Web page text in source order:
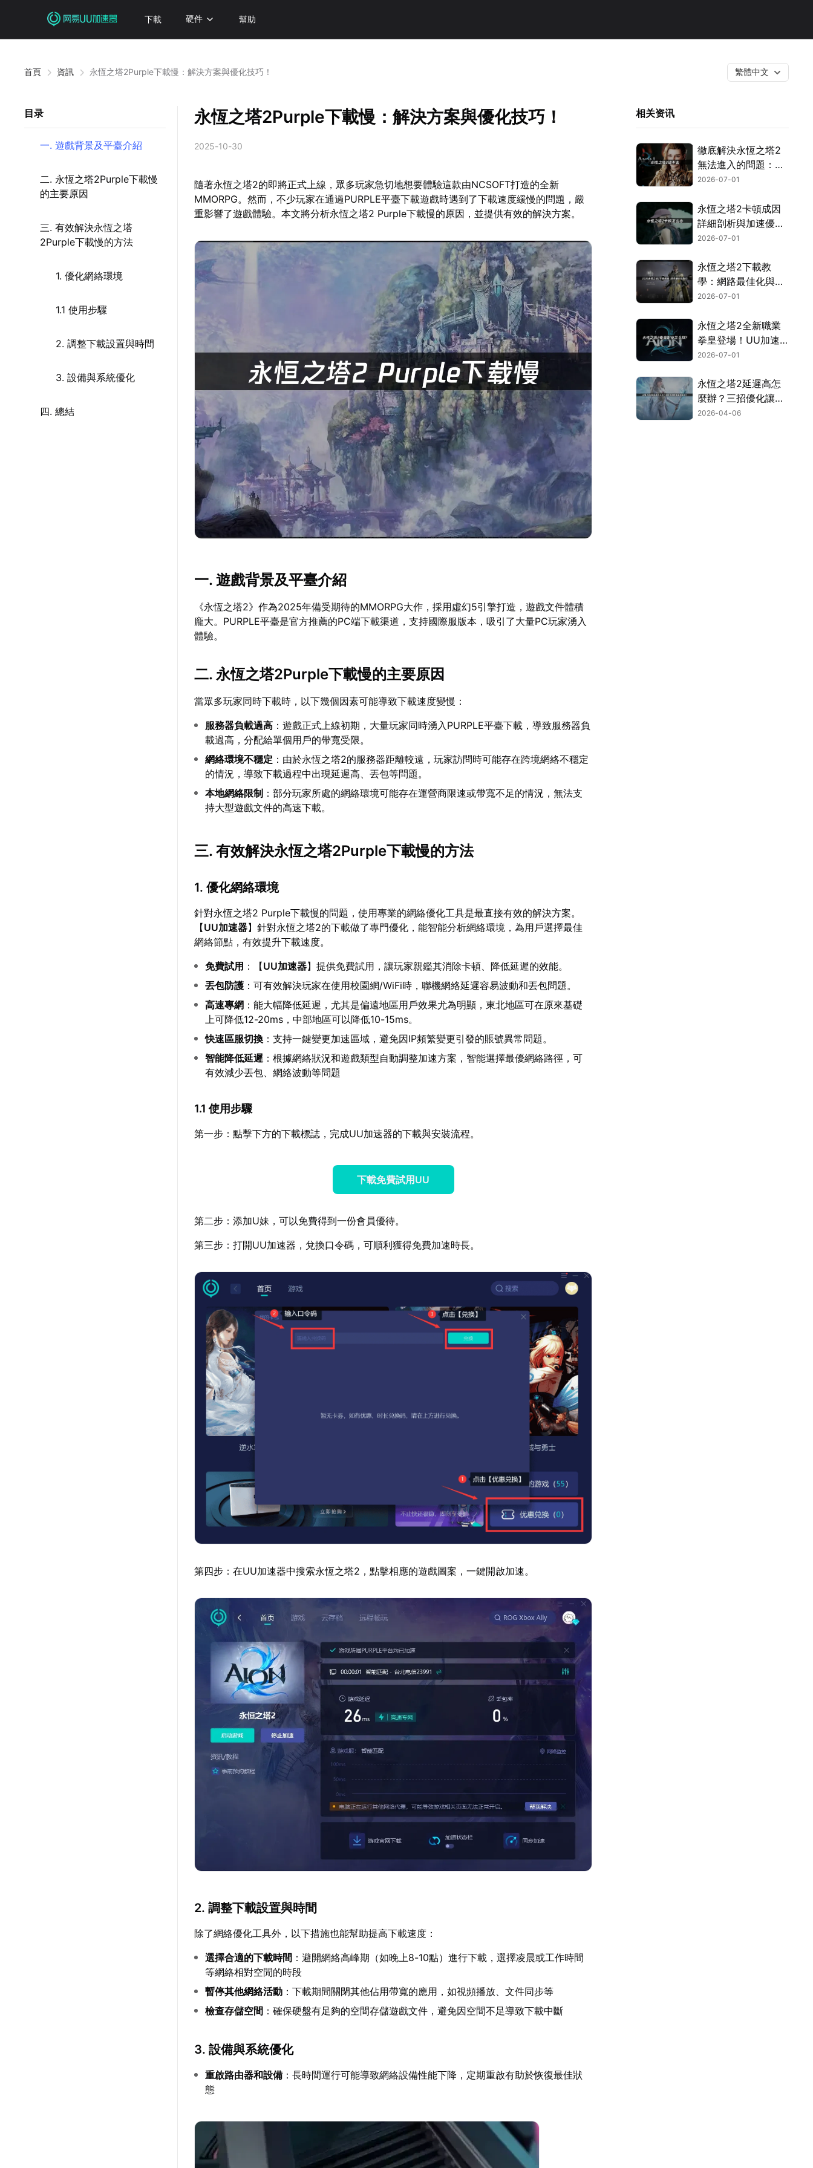
下載 硬件 幫助
首頁 資訊 永恆之塔2Purple下載慢：解決方案與優化技巧！ 繁體中文
目录
一. 遊戲背景及平臺介紹
二. 永恆之塔2Purple下載慢
的主要原因
三. 有效解決永恆之塔
2Purple下載慢的方法
1. 優化網絡環境
1.1 使用步驟
2. 調整下載設置與時間
3. 設備與系統優化
四. 總結
永恆之塔2Purple下載慢：解決方案與優化技巧！
2025-10-30
隨著永恆之塔2的即將正式上線，眾多玩家急切地想要體驗這款由NCSOFT打造的全新
MMORPG。然而，不少玩家在通過PURPLE平臺下載遊戲時遇到了下載速度緩慢的問題，嚴
重影響了遊戲體驗。本文將分析永恆之塔2 Purple下載慢的原因，並提供有效的解決方案。
一. 遊戲背景及平臺介紹
《永恆之塔2》作為2025年備受期待的MMORPG大作，採用虛幻5引擎打造，遊戲文件體積
龐大。PURPLE平臺是官方推薦的PC端下載渠道，支持國際服版本，吸引了大量PC玩家湧入
體驗。
二. 永恆之塔2Purple下載慢的主要原因
當眾多玩家同時下載時，以下幾個因素可能導致下載速度變慢：
服務器負載過高 ：遊戲正式上線初期，大量玩家同時湧入PURPLE平臺下載，導致服務器負
載過高，分配給單個用戶的帶寬受限。
網絡環境不穩定 ：由於永恆之塔2的服務器距離較遠，玩家訪問時可能存在跨境網絡不穩定
的情況，導致下載過程中出現延遲高、丟包等問題。
本地網絡限制 ：部分玩家所處的網絡環境可能存在運營商限速或帶寬不足的情況，無法支
持大型遊戲文件的高速下載。
三. 有效解決永恆之塔2Purple下載慢的方法
1. 優化網絡環境
針對永恆之塔2 Purple下載慢的問題，使用專業的網絡優化工具是最直接有效的解決方案。
【UU加速器】針對永恆之塔2的下載做了專門優化，能智能分析網絡環境，為用戶選擇最佳
網絡節點，有效提升下載速度。
免費試用 ：【UU加速器】提供免費試用，讓玩家親鑑其消除卡頓、降低延遲的效能。
丟包防護 ：可有效解決玩家在使用校園網/WiFi時，聯機網絡延遲容易波動和丟包問題。
高速專網 ：能大幅降低延遲，尤其是偏遠地區用戶效果尤為明顯，東北地區可在原來基礎
上可降低12-20ms，中部地區可以降低10-15ms。
快速區服切換 ：支持一鍵變更加速區域，避免因IP頻繁變更引發的賬號異常問題。
智能降低延遲 ：根據網絡狀況和遊戲類型自動調整加速方案，智能選擇最優網絡路徑，可
有效減少丟包、網絡波動等問題
1.1 使用步驟
第一步：點擊下方的下載標誌，完成UU加速器的下載與安裝流程。
下載免費試用UU
第二步：添加U妹，可以免費得到一份會員優待。
第三步：打開UU加速器，兌換口令碼，可順利獲得免費加速時長。
第四步：在UU加速器中搜索永恆之塔2，點擊相應的遊戲圖案，一鍵開啟加速。
2. 調整下載設置與時間
除了網絡優化工具外，以下措施也能幫助提高下載速度：
選擇合適的下載時間 ：避開網絡高峰期（如晚上8-10點）進行下載，選擇凌晨或工作時間
等網絡相對空閒的時段
暫停其他網絡活動 ：下載期間關閉其他佔用帶寬的應用，如視頻播放、文件同步等
檢查存儲空間 ：確保硬盤有足夠的空間存儲遊戲文件，避免因空間不足導致下載中斷
3. 設備與系統優化
重啟路由器和設備 ：長時間運行可能導致網絡設備性能下降，定期重啟有助於恢復最佳狀
態
相关资讯
徹底解決永恆之塔2
無法進入的問題：繞
過網路封鎖與驗證機
2026-07-01
永恆之塔2卡頓成因
詳細剖析與加速優化
全攻略！
2026-07-01
永恆之塔2下載教
學：網路最佳化與完
整安裝流程指南！
2026-07-01
永恆之塔2全新職業
拳皇登場！UU加速
器連線優化完全攻
2026-07-01
永恆之塔2延遲高怎
麼辦？三招優化讓你
暢玩無阻！
2026-04-06